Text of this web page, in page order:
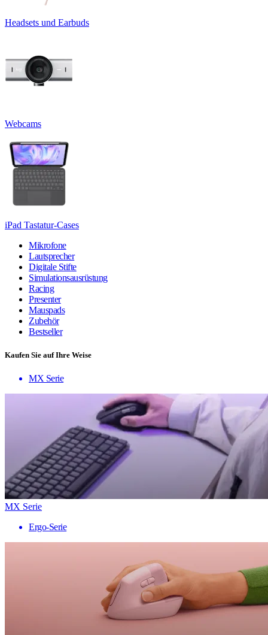
Headsets und Earbuds
Webcams
iPad Tastatur-Cases
Mikrofone
Lautsprecher
Digitale Stifte
Simulationsausrüstung
Racing
Presenter
Mauspads
Zubehör
Bestseller
Kaufen Sie auf Ihre Weise
MX Serie
MX Serie
Ergo-Serie